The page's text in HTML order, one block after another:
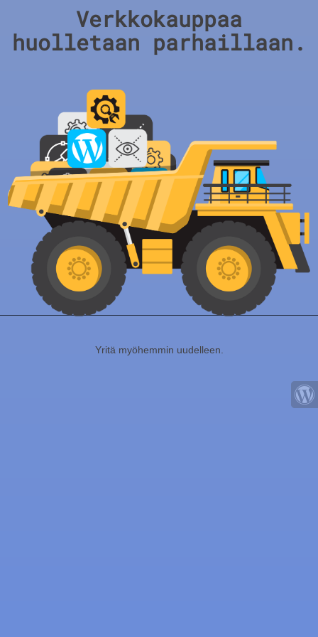
Verkkokauppaa
huolletaan parhaillaan.
Yritä myöhemmin uudelleen.